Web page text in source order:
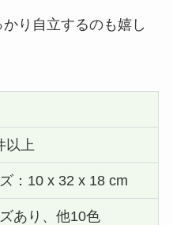
り自立するのも嬉し
以上
：10 x 32 x 18 cm
あり、他10色